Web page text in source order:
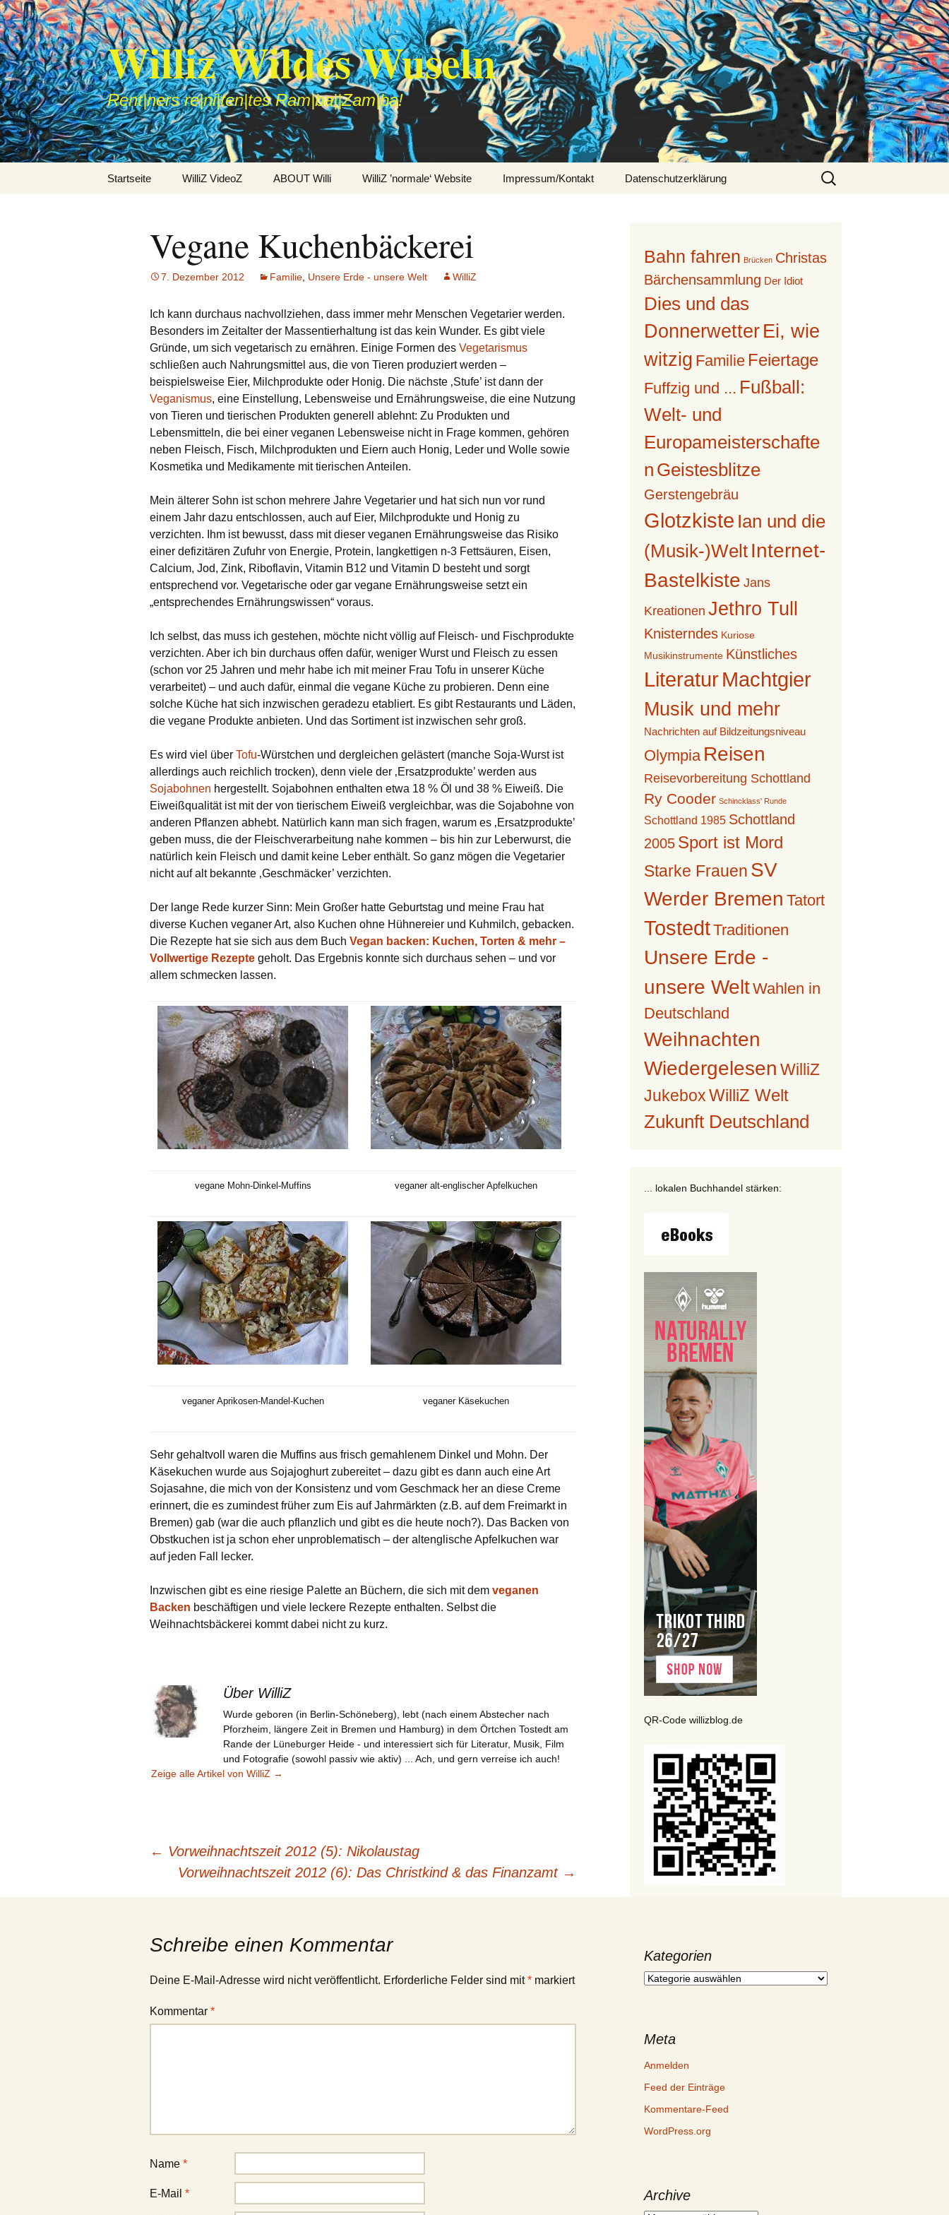
Williz Wildes Wuseln
Rent|ners re|ni|ten|tes Ram|ba||Zam|ba!
Startseite WilliZ VideoZ ABOUT Willi WilliZ ’normale‘ Website Impressum/Kontakt Datenschutzerklärung
Suche
nach:
Vegane Kuchenbäckerei
7. Dezember 2012 Familie Unsere Erde - unsere Welt WilliZ
Ich kann durchaus nachvollziehen, dass immer mehr Menschen Vegetarier werden.
Besonders im Zeitalter der Massentierhaltung ist das kein Wunder. Es gibt viele
Gründe, um sich vegetarisch zu ernähren. Einige Formen des Vegetarismus
schließen auch Nahrungsmittel aus, die von Tieren produziert werden –
beispielsweise Eier, Milchprodukte oder Honig. Die nächste ‚Stufe’ ist dann der
Veganismus, eine Einstellung, Lebensweise und Ernährungsweise, die eine Nutzung
von Tieren und tierischen Produkten generell ablehnt: Zu Produkten und
Lebensmitteln, die bei einer veganen Lebensweise nicht in Frage kommen, gehören
neben Fleisch, Fisch, Milchprodukten und Eiern auch Honig, Leder und Wolle sowie
Kosmetika und Medikamente mit tierischen Anteilen.
Mein älterer Sohn ist schon mehrere Jahre Vegetarier und hat sich nun vor rund
einem Jahr dazu entschlossen, auch auf Eier, Milchprodukte und Honig zu
verzichten. Ihm ist bewusst, dass mit dieser veganen Ernährungsweise das Risiko
einer defizitären Zufuhr von Energie, Protein, langkettigen n-3 Fettsäuren, Eisen,
Calcium, Jod, Zink, Riboflavin, Vitamin B12 und Vitamin D besteht und sorgt
entsprechend vor. Vegetarische oder gar vegane Ernährungsweise setzt ein
„entsprechendes Ernährungswissen“ voraus.
Ich selbst, das muss ich gestehen, möchte nicht völlig auf Fleisch- und Fischprodukte
verzichten. Aber ich bin durchaus offen dafür, weniger Wurst und Fleisch zu essen
(schon vor 25 Jahren und mehr habe ich mit meiner Frau Tofu in unserer Küche
verarbeitet) – und auch dafür, einmal die vegane Küche zu probieren. Denn eine
solche Küche hat sich inzwischen geradezu etabliert. Es gibt Restaurants und Läden,
die vegane Produkte anbieten. Und das Sortiment ist inzwischen sehr groß.
Es wird viel über Tofu-Würstchen und dergleichen gelästert (manche Soja-Wurst ist
allerdings auch reichlich trocken), denn viele der ‚Ersatzprodukte’ werden aus
Sojabohnen hergestellt. Sojabohnen enthalten etwa 18 % Öl und 38 % Eiweiß. Die
Eiweißqualität ist mit der von tierischem Eiweiß vergleichbar, was die Sojabohne von
anderen Pflanzen abhebt. Natürlich kann man sich fragen, warum es ‚Ersatzprodukte’
geben muss, die der Fleischverarbeitung nahe kommen – bis hin zur Leberwurst, die
natürlich kein Fleisch und damit keine Leber enthält. So ganz mögen die Vegetarier
nicht auf alt bekannte ‚Geschmäcker’ verzichten.
Der lange Rede kurzer Sinn: Mein Großer hatte Geburtstag und meine Frau hat
diverse Kuchen veganer Art, also Kuchen ohne Hühnereier und Kuhmilch, gebacken.
Die Rezepte hat sie sich aus dem Buch Vegan backen: Kuchen, Torten & mehr –
Vollwertige Rezepte geholt. Das Ergebnis konnte sich durchaus sehen – und vor
allem schmecken lassen.
vegane Mohn-Dinkel-Muffins veganer alt-englischer Apfelkuchen
veganer Aprikosen-Mandel-Kuchen veganer Käsekuchen
Sehr gehaltvoll waren die Muffins aus frisch gemahlenem Dinkel und Mohn. Der
Käsekuchen wurde aus Sojajoghurt zubereitet – dazu gibt es dann auch eine Art
Sojasahne, die mich von der Konsistenz und vom Geschmack her an diese Creme
erinnert, die es zumindest früher zum Eis auf Jahrmärkten (z.B. auf dem Freimarkt in
Bremen) gab (war die auch pflanzlich und gibt es die heute noch?). Das Backen von
Obstkuchen ist ja schon eher unproblematisch – der altenglische Apfelkuchen war
auf jeden Fall lecker.
Inzwischen gibt es eine riesige Palette an Büchern, die sich mit dem veganen
Backen beschäftigen und viele leckere Rezepte enthalten. Selbst die
Weihnachtsbäckerei kommt dabei nicht zu kurz.
Über WilliZ
Wurde geboren (in Berlin-Schöneberg), lebt (nach einem Abstecher nach
Pforzheim, längere Zeit in Bremen und Hamburg) in dem Örtchen Tostedt am
Rande der Lüneburger Heide - und interessiert sich für Literatur, Musik, Film
und Fotografie (sowohl passiv wie aktiv) ... Ach, und gern verreise ich auch!
Zeige alle Artikel von WilliZ →
Beitragsnavigation
← Vorweihnachtszeit 2012 (5): Nikolaustag
Vorweihnachtszeit 2012 (6): Das Christkind & das Finanzamt →
Schreibe einen Kommentar
Deine E-Mail-Adresse wird nicht veröffentlicht. Erforderliche Felder sind mit* markiert
Kommentar *
Name *
E-Mail *
Bahn fahren Brücken Christas
Bärchensammlung Der Idiot
Dies und das
Donnerwetter Ei, wie
witzig Familie Feiertage
Fuffzig und ... Fußball:
Welt- und
Europameisterschafte
n Geistesblitze
Gerstengebräu
Glotzkiste Ian und die
(Musik-)Welt Internet-
Bastelkiste Jans
Kreationen Jethro Tull
Knisterndes Kuriose
Musikinstrumente Künstliches
LiteraturMachtgier
Musik und mehr
Nachrichten auf Bildzeitungsniveau
Olympia Reisen
Reisevorbereitung Schottland
Ry Cooder Schincklass' Runde
Schottland 1985 Schottland
2005 Sport ist Mord
Starke Frauen SV
Werder Bremen Tatort
TostedtTraditionen
Unsere Erde -
unsere WeltWahlen in
Deutschland
Weihnachten
Wiedergelesen WilliZ
Jukebox WilliZ Welt
Zukunft Deutschland
... lokalen Buchhandel stärken:
QR-Code willizblog.de
Kategorien
Kategorien
Meta
Anmelden
Feed der Einträge
Kommentare-Feed
WordPress.org
Archive